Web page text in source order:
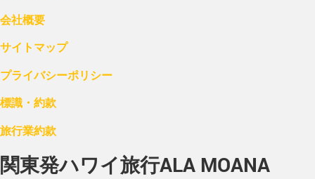
会社概要
サイトマップ
プライバシーポリシー
標識・約款
旅行業約款
関東発ハワイ旅行ALA MOANA